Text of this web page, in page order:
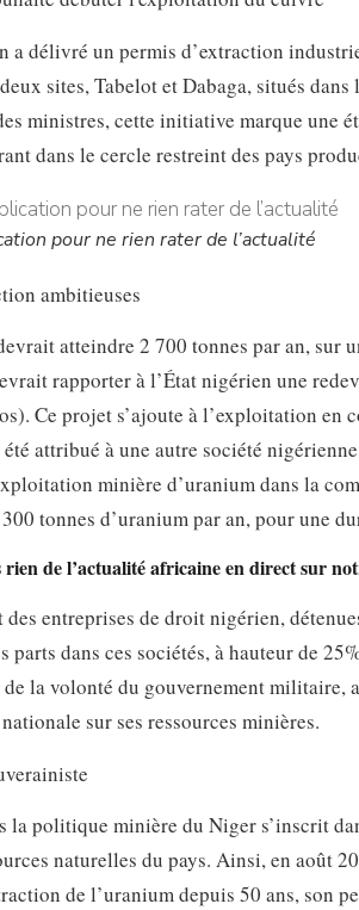
a délivré un permis d’extraction
sites, Tabelot et Dabaga, situés
ministres, cette initiative marque une
dans le cercle restreint des pays
pour ne rien rater de l’actualité
ambitieuses
atteindre 2 700 tonnes par an, sur
rapporter à l’État nigérien une
Ce projet s’ajoute à l’exploitation en
été attribué à une autre société
minière d’uranium dans la
tonnes d’uranium par an, pour une
rien de l’actualité africaine en direct sur
entreprises de droit nigérien,
parts dans ces sociétés, à hauteur de
la volonté du gouvernement
sur ses ressources minières.
la politique minière du Niger s’inscrit
naturelles du pays. Ainsi, en août
de l’uranium depuis 50 ans, son